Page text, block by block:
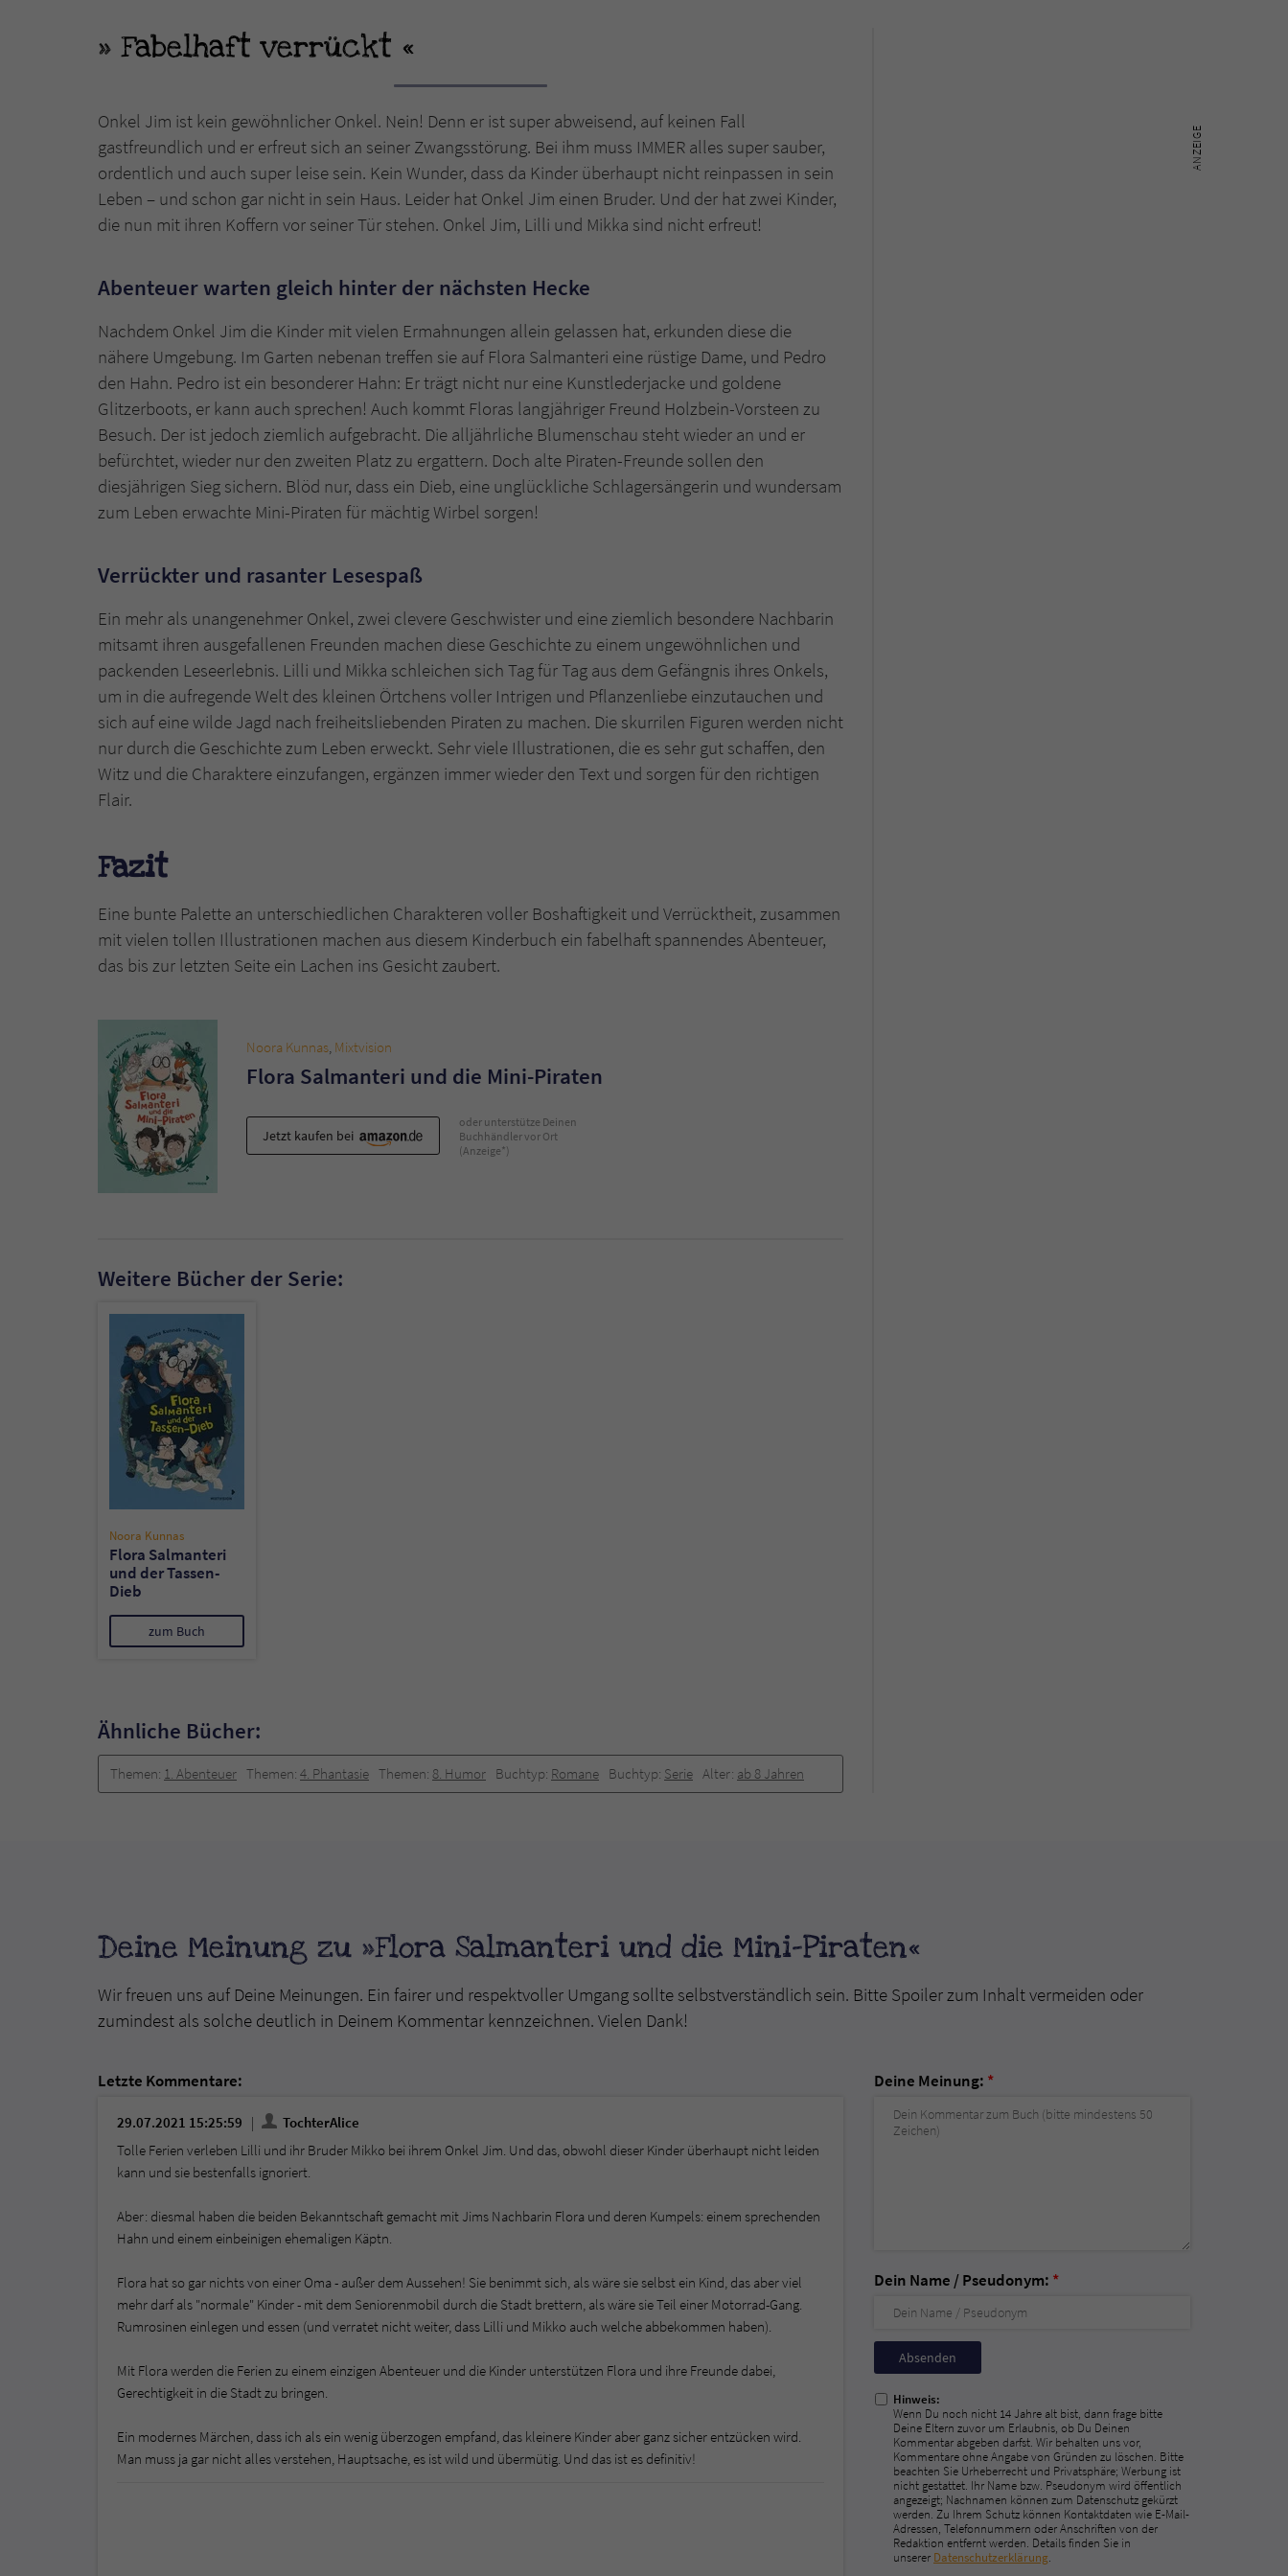
Fabelhaft verrückt
Onkel Jim ist kein gewöhnlicher Onkel. Nein! Denn er ist super abweisend, auf keinen Fall
gastfreundlich und er erfreut sich an seiner Zwangsstörung. Bei ihm muss IMMER alles super sauber,
ordentlich und auch super leise sein. Kein Wunder, dass da Kinder überhaupt nicht reinpassen in sein
Leben – und schon gar nicht in sein Haus. Leider hat Onkel Jim einen Bruder. Und der hat zwei Kinder,
die nun mit ihren Koffern vor seiner Tür stehen. Onkel Jim, Lilli und Mikka sind nicht erfreut!
Abenteuer warten gleich hinter der nächsten Hecke
Nachdem Onkel Jim die Kinder mit vielen Ermahnungen allein gelassen hat, erkunden diese die
nähere Umgebung. Im Garten nebenan treffen sie auf Flora Salmanteri eine rüstige Dame, und Pedro
den Hahn. Pedro ist ein besonderer Hahn: Er trägt nicht nur eine Kunstlederjacke und goldene
Glitzerboots, er kann auch sprechen! Auch kommt Floras langjähriger Freund Holzbein-Vorsteen zu
Besuch. Der ist jedoch ziemlich aufgebracht. Die alljährliche Blumenschau steht wieder an und er
befürchtet, wieder nur den zweiten Platz zu ergattern. Doch alte Piraten-Freunde sollen den
diesjährigen Sieg sichern. Blöd nur, dass ein Dieb, eine unglückliche Schlagersängerin und wundersam
zum Leben erwachte Mini-Piraten für mächtig Wirbel sorgen!
Verrückter und rasanter Lesespaß
Ein mehr als unangenehmer Onkel, zwei clevere Geschwister und eine ziemlich besondere Nachbarin
mitsamt ihren ausgefallenen Freunden machen diese Geschichte zu einem ungewöhnlichen und
packenden Leseerlebnis. Lilli und Mikka schleichen sich Tag für Tag aus dem Gefängnis ihres Onkels,
um in die aufregende Welt des kleinen Örtchens voller Intrigen und Pflanzenliebe einzutauchen und
sich auf eine wilde Jagd nach freiheitsliebenden Piraten zu machen. Die skurrilen Figuren werden nicht
nur durch die Geschichte zum Leben erweckt. Sehr viele Illustrationen, die es sehr gut schaffen, den
Witz und die Charaktere einzufangen, ergänzen immer wieder den Text und sorgen für den richtigen
Flair.
Fazit
Eine bunte Palette an unterschiedlichen Charakteren voller Boshaftigkeit und Verrücktheit, zusammen
mit vielen tollen Illustrationen machen aus diesem Kinderbuch ein fabelhaft spannendes Abenteuer,
das bis zur letzten Seite ein Lachen ins Gesicht zaubert.
Noora Kunnas, Mixtvision
Flora Salmanteri und die Mini-Piraten
Jetzt kaufen bei
oder unterstütze Deinen
Buchhändler vor Ort
(Anzeige*)
Weitere Bücher der Serie:
Noora Kunnas
Flora Salmanteri
und der Tassen-
Dieb
zum Buch
Ähnliche Bücher:
Themen: 1. Abenteuer Themen: 4. Phantasie Themen: 8. Humor Buchtyp: Romane Buchtyp: Serie Alter: ab 8 Jahren
Deine Meinung zu »Flora Salmanteri und die Mini-Piraten«
Wir freuen uns auf Deine Meinungen. Ein fairer und respektvoller Umgang sollte selbstverständlich sein. Bitte Spoiler zum Inhalt vermeiden oder
zumindest als solche deutlich in Deinem Kommentar kennzeichnen. Vielen Dank!
Letzte Kommentare:
29.07.2021 15:25:59
TochterAlice
Tolle Ferien verleben Lilli und ihr Bruder Mikko bei ihrem Onkel Jim. Und das, obwohl dieser Kinder überhaupt nicht leiden
kann und sie bestenfalls ignoriert.
Aber: diesmal haben die beiden Bekanntschaft gemacht mit Jims Nachbarin Flora und deren Kumpels: einem sprechenden
Hahn und einem einbeinigen ehemaligen Käptn.
Flora hat so gar nichts von einer Oma - außer dem Aussehen! Sie benimmt sich, als wäre sie selbst ein Kind, das aber viel
mehr darf als "normale" Kinder - mit dem Seniorenmobil durch die Stadt brettern, als wäre sie Teil einer Motorrad-Gang.
Rumrosinen einlegen und essen (und verratet nicht weiter, dass Lilli und Mikko auch welche abbekommen haben).
Mit Flora werden die Ferien zu einem einzigen Abenteuer und die Kinder unterstützen Flora und ihre Freunde dabei,
Gerechtigkeit in die Stadt zu bringen.
Ein modernes Märchen, dass ich als ein wenig überzogen empfand, das kleinere Kinder aber ganz sicher entzücken wird.
Man muss ja gar nicht alles verstehen, Hauptsache, es ist wild und übermütig. Und das ist es definitiv!
Deine Meinung: *
Dein Name / Pseudonym: *
Nicht
ausfüllen!
Hinweis:
Wenn Du noch nicht 14 Jahre alt bist, dann frage bitte
Deine Eltern zuvor um Erlaubnis, ob Du Deinen
Kommentar abgeben darfst. Wir behalten uns vor,
Kommentare ohne Angabe von Gründen zu löschen. Bitte
beachten Sie Urheberrecht und Privatsphäre; Werbung ist
nicht gestattet. Ihr Name bzw. Pseudonym wird öffentlich
angezeigt; Nachnamen können zum Datenschutz gekürzt
werden. Zu Ihrem Schutz können Kontaktdaten wie E-Mail-
Adressen, Telefonnummern oder Anschriften von der
Redaktion entfernt werden. Details finden Sie in
unserer Datenschutzerklärung.
Anbieter
Laufzeit 1 Jahr
Zweck Cookie für Kommentare einzelner Buchtitel
Anbieter Literatur-Couch Medien GmbH & Co. KG
Laufzeit Session
Zweck
Dieses Cookie gewährleistet die Kommunikation der
Webseite mit dem Benutzer. Es wird benötigt um z. B.
den Sicherheitscode des Kontaktformulars zu
überprüfen.